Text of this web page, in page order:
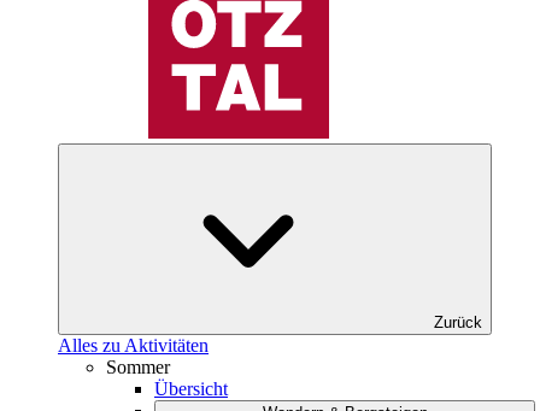
Zurück
Alles zu Aktivitäten
Sommer
Übersicht